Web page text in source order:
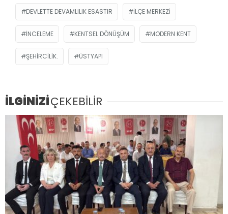
DEVLETTE DEVAMLILIK ESASTIR İLÇE MERKEZI
INCELEME KENTSEL DÖNÜŞÜM MODERN KENT
ŞEHIRCILIK. ÜSTYAPI
İLGİNİZİÇEKEBİLİR